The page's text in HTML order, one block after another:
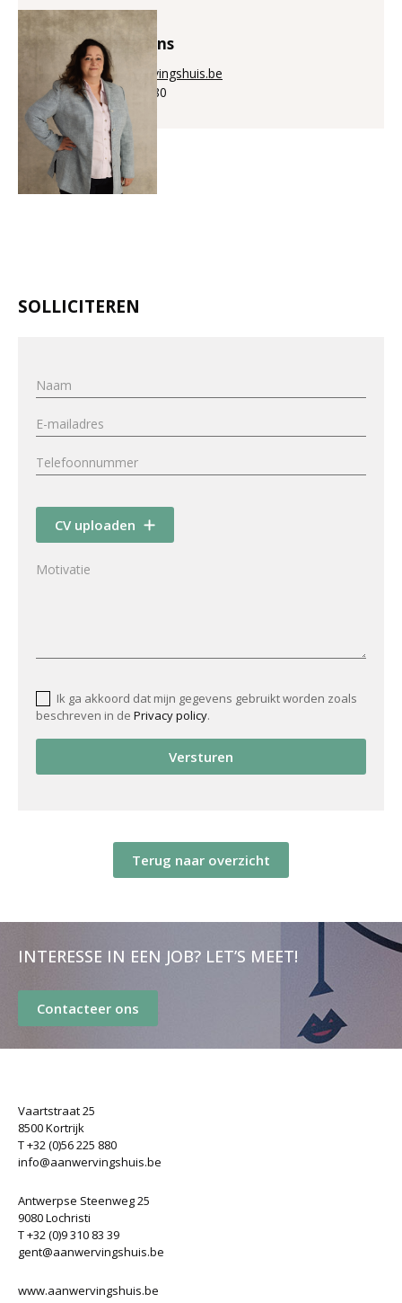
Annick Puystiens
annick@aanwervingshuis.be
+32 (0)56 225 880
SOLLICITEREN
CV uploaden
Ik ga akkoord dat mijn gegevens gebruikt worden zoals
beschreven in de Privacy policy.
Versturen
Terug naar overzicht
INTERESSE IN EEN JOB? LET’S MEET!
Contacteer ons
Vaartstraat 25
8500 Kortrijk
T +32 (0)56 225 880
info@aanwervingshuis.be
Antwerpse Steenweg 25
9080 Lochristi
T +32 (0)9 310 83 39
gent@aanwervingshuis.be
www.aanwervingshuis.be